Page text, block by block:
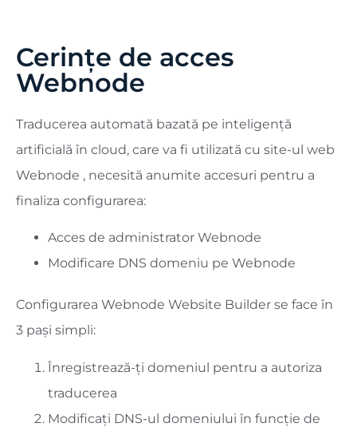
Cerințe de acces
Webnode
Traducerea automată bazată pe inteligență
artificială în cloud, care va fi utilizată cu site-ul web
Webnode , necesită anumite accesuri pentru a
finaliza configurarea:
Acces de administrator Webnode
Modificare DNS domeniu pe Webnode
Configurarea Webnode Website Builder se face în
3 pași simpli:
Înregistrează-ți domeniul pentru a autoriza
traducerea
Modificați DNS-ul domeniului în funcție de